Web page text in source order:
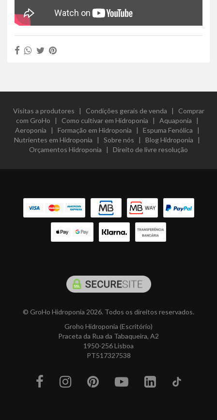
Visitas a produtores | Condições gerais de venda | Comprar
com GroHo | Como cultivar em Hidroponia | Aquaponia |
Aeroponia | Formação em Hidroponia | Espuma Fenólica |
Nutrientes em Hidroponia | Sobre nós | Blog Hidroponia |
Orçamentos Hidroponia | Direito de livre resolução
© GroHo Hidroponia 2026. Todos os direitos reservados.
Groho Hidroponia (Escritório)
Praceta da Rua da Tabaqueira, A2
1950-256 Lisboa
PT517327538